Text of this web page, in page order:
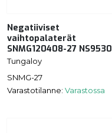
Negatiiviset
vaihtopalaterät
SNMG120408-27 NS9530
Tungaloy
SNMG-27
Varastotilanne: Varastossa